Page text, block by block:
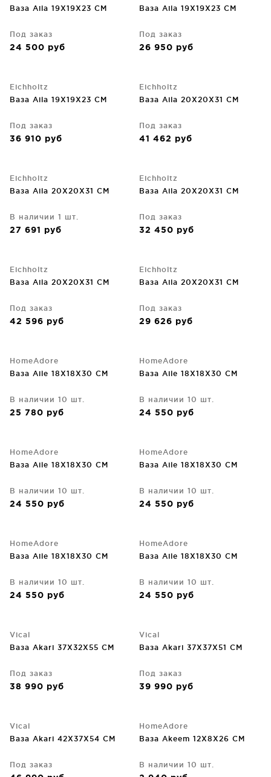
Ваза Aila 19X19X23 CM
Под заказ
24 500 руб
Ваза Aila 19X19X23 CM
Под заказ
26 950 руб
Eichholtz
Ваза Aila 19X19X23 CM
Под заказ
36 910 руб
Eichholtz
Ваза Aila 20X20X31 CM
Под заказ
41 462 руб
Eichholtz
Ваза Aila 20X20X31 CM
В наличии 1 шт.
27 691 руб
Eichholtz
Ваза Aila 20X20X31 CM
Под заказ
32 450 руб
Eichholtz
Ваза Aila 20X20X31 CM
Под заказ
42 596 руб
Eichholtz
Ваза Aila 20X20X31 CM
Под заказ
29 626 руб
HomeAdore
Ваза Aile 18X18X30 CM
В наличии 10 шт.
25 780 руб
HomeAdore
Ваза Aile 18X18X30 CM
В наличии 10 шт.
24 550 руб
HomeAdore
Ваза Aile 18X18X30 CM
В наличии 10 шт.
24 550 руб
HomeAdore
Ваза Aile 18X18X30 CM
В наличии 10 шт.
24 550 руб
HomeAdore
Ваза Aile 18X18X30 CM
В наличии 10 шт.
24 550 руб
HomeAdore
Ваза Aile 18X18X30 CM
В наличии 10 шт.
24 550 руб
Vical
Ваза Akari 37X32X55 CM
Под заказ
38 990 руб
Vical
Ваза Akari 37X37X51 CM
Под заказ
39 990 руб
Vical
Ваза Akari 42X37X54 CM
Под заказ
HomeAdore
Ваза Akeem 12X8X26 CM
В наличии 10 шт.